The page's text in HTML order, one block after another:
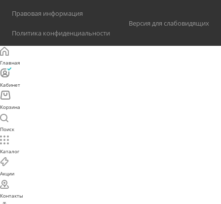
Правовая информация
Политика конфиденциальности
Версия для слабовидящих
Главная
Кабинет
Корзина
Поиск
Каталог
Акции
Контакты